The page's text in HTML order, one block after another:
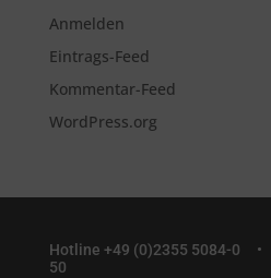
Anmelden
Eintrags-Feed
Kommentar-Feed
WordPress.org
Hotline +49 (0)2355 5084-0 •
50